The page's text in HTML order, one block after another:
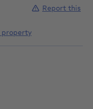
property
Report this